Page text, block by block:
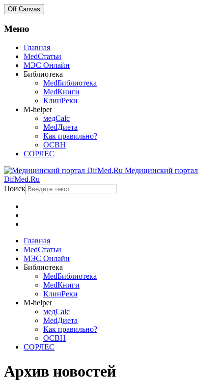
Off Canvas
Меню
Главная
MedСтатьи
МЭС Онлайн
Библиотека
MedБиблиотека
MedКниги
КлинРеки
M-helper
медCalc
MedДиета
Как правильно?
ОСВН
СОРЛЕС
Медицинский портал
DifMed.Ru
Поиск
Главная
MedСтатьи
МЭС Онлайн
Библиотека
MedБиблиотека
MedКниги
КлинРеки
M-helper
медCalc
MedДиета
Как правильно?
ОСВН
СОРЛЕС
Архив новостей